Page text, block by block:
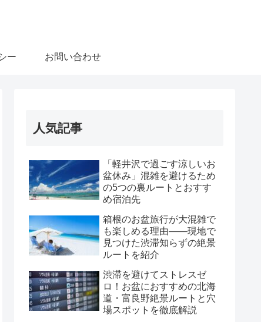
ー お問い合わせ
人気記事
「軽井沢で過ごす涼しいお
盆休み」混雑を避けるため
の5つの裏ルートとおすす
め宿泊先
箱根のお盆旅行が大混雑で
も楽しめる理由――現地で
見つけた渋滞知らずの絶景
ルートを紹介
渋滞を避けてストレスゼ
ロ！お盆におすすめの北海
道・富良野絶景ルートと穴
場スポットを徹底解説